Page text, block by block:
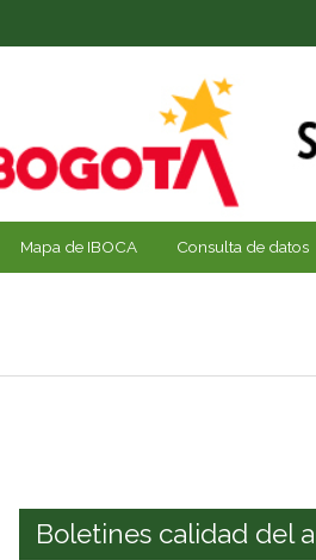
Mapa de IBOCA Consulta de datos
Boletines calidad del